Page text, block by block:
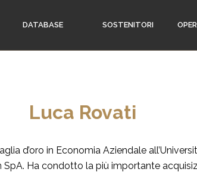
DATABASE SOSTENITORI
Luca Rovati
d’oro in Economia Aziendale
Ha condotto la più importante